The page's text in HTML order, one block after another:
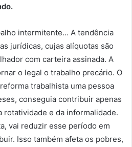
intermitente… A tendência
jurídicas, cujas alíquotas são
com carteira assinada. A
o legal o trabalho precário. O
trabalhista uma pessoa
conseguia contribuir apenas
rotatividade e da informalidade.
vai reduzir esse período em
Isso também afeta os pobres,